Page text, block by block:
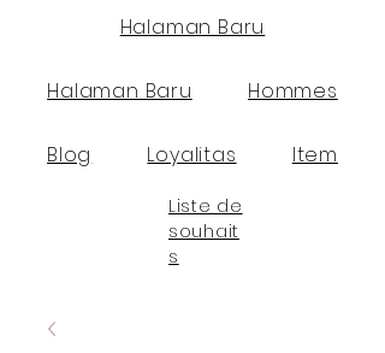
Halaman Baru
Halaman Baru Hommes
Blog Loyalitas Item
Liste de
souhait
s